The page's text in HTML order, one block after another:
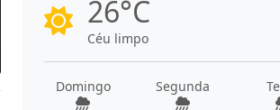
26°C
Céu limpo
Domingo Segunda